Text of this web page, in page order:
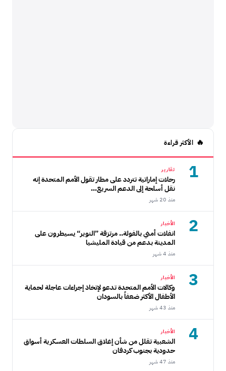
الأكثر قراءة
1 تقارير
رحلات إماراتية تتردد على مطار تقول الأمم المتحدة إنه
نقل أسلحة إلى الدعم السريع...
منذ 20 شهر
2 الأخبار
انفلات أمني بالفولة.. مرتزقة ”النوير“ يسيطرون على
المدينة بدعم من قيادة المليشيا
منذ 4 شهر
3 الأخبار
وكالات الأمم المتحدة تدعو لإتخاذ إجراءات عاجلة لحماية
الأطفال الأكثر ضعفاً بالسودان
منذ 43 شهر
4 الأخبار
الشعبية تقلل من شأن إغلاق السلطات العسكرية أسواق
حدودية بجنوب كردفان
منذ 47 شهر